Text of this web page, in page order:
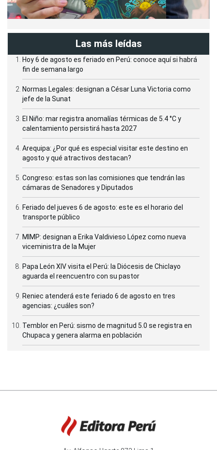
Las más leídas
Hoy 6 de agosto es feriado en Perú: conoce aquí si habrá
fin de semana largo
Normas Legales: designan a César Luna Victoria como
jefe de la Sunat
El Niño: mar registra anomalías térmicas de 5.4 °C y
calentamiento persistirá hasta 2027
Arequipa: ¿Por qué es especial visitar este destino en
agosto y qué atractivos destacan?
Congreso: estas son las comisiones que tendrán las
cámaras de Senadores y Diputados
Feriado del jueves 6 de agosto: este es el horario del
transporte público
MIMP: designan a Erika Valdivieso López como nueva
viceministra de la Mujer
Papa León XIV visita el Perú: la Diócesis de Chiclayo
aguarda el reencuentro con su pastor
Reniec atenderá este feriado 6 de agosto en tres
agencias: ¿cuáles son?
Temblor en Perú: sismo de magnitud 5.0 se registra en
Chupaca y genera alarma en población